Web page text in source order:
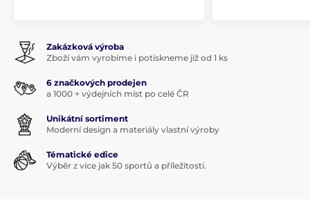
Zakázková výroba
Zboží vám vyrobíme i potiskneme již od 1 ks
6 značkových prodejen
a 1000 + výdejních míst po celé ČR
Unikátní sortiment
Moderní design a materiály vlastní výroby
Tématické edice
Výběr z více jak 50 sportů a příležitostí.